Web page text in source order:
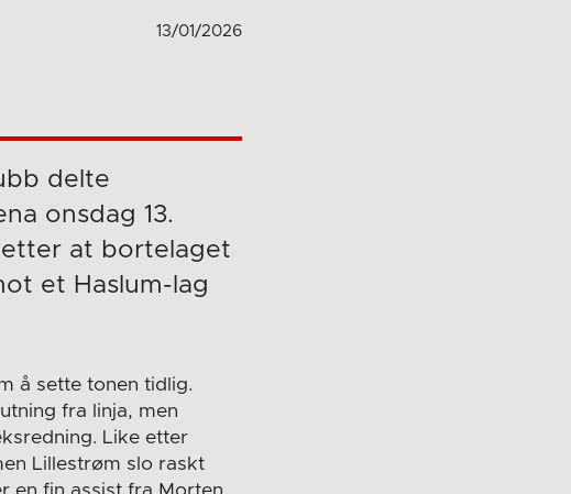
13/01/2026
delte
onsdag 13.
etter at bortelaget
et Haslum-lag
å sette tonen tidlig.
fra linja, men
Like etter
Lillestrøm slo raskt